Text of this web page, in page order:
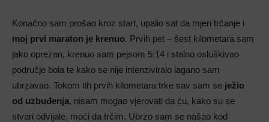
Konačno sam prošao kroz start, upalio sat da mjeri trčanje i
moj prvi maraton je krenuo. Prvih pet – šest kilometara sam
jako oprezan, krenuo sam pejsom 5:14 i stalno osluškivao
područje bola te kako se nije intenziviralo lagano sam
ubrzavao. Tokom tih prvih kilometara trke sav sam se ježio
od uzbuđenja, nisam mogao vjerovati da ću, kako su se
stvari odvijale, moći da trčim. Ubrzo sam se našao kod